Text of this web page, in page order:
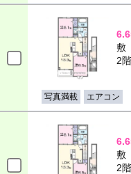
敷
2
写真満載 エアコン
敷
2